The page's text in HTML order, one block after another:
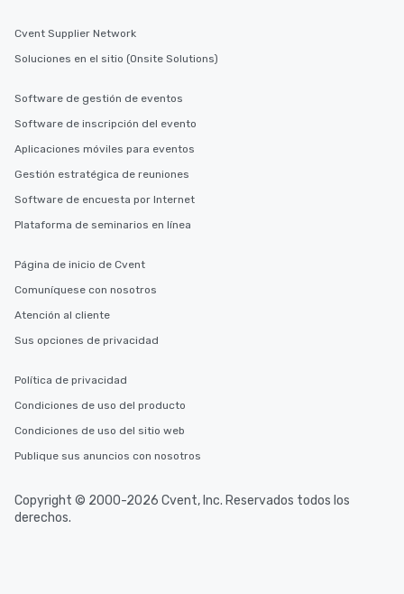
Cvent Supplier Network
Soluciones en el sitio (Onsite Solutions)
Software de gestión de eventos
Software de inscripción del evento
Aplicaciones móviles para eventos
Gestión estratégica de reuniones
Software de encuesta por Internet
Plataforma de seminarios en línea
Página de inicio de Cvent
Comuníquese con nosotros
Atención al cliente
Sus opciones de privacidad
Política de privacidad
Condiciones de uso del producto
Condiciones de uso del sitio web
Publique sus anuncios con nosotros
Copyright © 2000-2026 Cvent, Inc. Reservados todos los
derechos.